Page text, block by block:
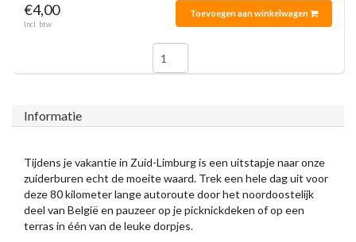
€4,00
Incl. btw
Toevoegen aan winkelwagen
Informatie
Tijdens je vakantie in Zuid-Limburg is een uitstapje naar onze
zuiderburen echt de moeite waard. Trek een hele dag uit voor
deze 80 kilometer lange autoroute door het noordoostelijk
deel van België en pauzeer op je picknickdeken of op een
terras in één van de leuke dorpjes.